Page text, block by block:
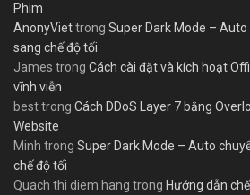
Phim
AnonyViettrong Super Dark Mode –
sang chế độ tối
James trong Cách cài đặt và kích hoạt
vĩnh viễn
besttrong Cách DDoS Layer 7 bằng
Website
Minh trong Super Dark Mode – Auto
chế độ tối
Quach thi diem hang trong Hướng dẫn